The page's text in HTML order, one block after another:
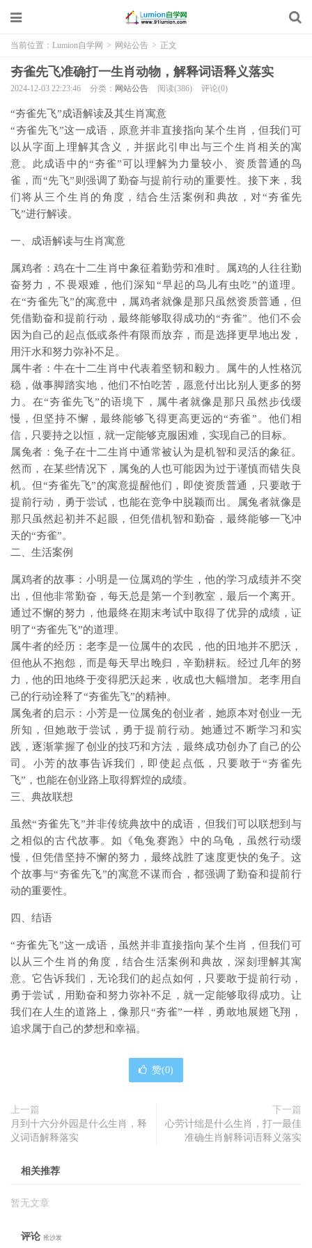
当前位置： Lumion自学网 > 网站公告 > 正文
夯雀先飞准确打一生肖动物，解释词语释义落实
2024-12-03 22:23:46 分类： 网站公告 阅读(386) 评论(0)
“夯雀先飞”成语解读及其生肖寓意
“夯雀先飞”这一成语，原意并非直接指向某个生肖，但我们可
以从字面上理解其含义，并据此引申出与三个生肖相关的寓
意。此成语中的“夯雀”可以理解为力量较小、资质普通的鸟
雀，而“先飞”则强调了勤奋与提前行动的重要性。接下来，我
们将从三个生肖的角度，结合生活案例和典故，对“夯雀先
飞”进行解读。
一、成语解读与生肖寓意
属鸡者：鸡在十二生肖中象征着勤劳和准时。属鸡的人往往勤
奋努力，不畏艰难，他们深知“早起的鸟儿有虫吃”的道理。
在“夯雀先飞”的寓意中，属鸡者就像是那只虽然资质普通，但
凭借勤奋和提前行动，最终能够取得成功的“夯雀”。他们不会
因为自己的起点低或条件有限而放弃，而是选择更早地出发，
用汗水和努力弥补不足。
属牛者：牛在十二生肖中代表着坚韧和毅力。属牛的人性格沉
稳，做事脚踏实地，他们不怕吃苦，愿意付出比别人更多的努
力。在“夯雀先飞”的语境下，属牛者就像是那只虽然步伐缓
慢，但坚持不懈，最终能够飞得更高更远的“夯雀”。他们相
信，只要持之以恒，就一定能够克服困难，实现自己的目标。
属兔者：兔子在十二生肖中通常被认为是机智和灵活的象征。
然而，在某些情况下，属兔的人也可能因为过于谨慎而错失良
机。但“夯雀先飞”的寓意提醒他们，即使资质普通，只要敢于
提前行动，勇于尝试，也能在竞争中脱颖而出。属兔者就像是
那只虽然起初并不起眼，但凭借机智和勤奋，最终能够一飞冲
天的“夯雀”。
二、生活案例
属鸡者的故事：小明是一位属鸡的学生，他的学习成绩并不突
出，但他非常勤奋，每天总是第一个到教室，最后一个离开。
通过不懈的努力，他最终在期末考试中取得了优异的成绩，证
明了“夯雀先飞”的道理。
属牛者的经历：老李是一位属牛的农民，他的田地并不肥沃，
但他从不抱怨，而是每天早出晚归，辛勤耕耘。经过几年的努
力，他的田地终于变得肥沃起来，收成也大幅增加。老李用自
己的行动诠释了“夯雀先飞”的精神。
属兔者的启示：小芳是一位属兔的创业者，她原本对创业一无
所知，但她敢于尝试，勇于提前行动。她通过不断学习和实
践，逐渐掌握了创业的技巧和方法，最终成功创办了自己的公
司。小芳的故事告诉我们，即使起点低，只要敢于“夯雀先
飞”，也能在创业路上取得辉煌的成绩。
三、典故联想
虽然“夯雀先飞”并非传统典故中的成语，但我们可以联想到与
之相似的古代故事。如《龟兔赛跑》中的乌龟，虽然行动缓
慢，但凭借坚持不懈的努力，最终战胜了速度更快的兔子。这
个故事与“夯雀先飞”的寓意不谋而合，都强调了勤奋和提前行
动的重要性。
四、结语
“夯雀先飞”这一成语，虽然并非直接指向某个生肖，但我们可
以从三个生肖的角度，结合生活案例和典故，深刻理解其寓
意。它告诉我们，无论我们的起点如何，只要敢于提前行动，
勇于尝试，用勤奋和努力弥补不足，就一定能够取得成功。让
我们在人生的道路上，像那只“夯雀”一样，勇敢地展翅飞翔，
追求属于自己的梦想和幸福。
赞(0)
上一篇
月到十六分外园是什么生肖，释
义词语解释落实
下一篇
心劳计绌是什么生肖，打一最佳
准确生肖解释词语释义落实
相关推荐
暂无文章
评论 抢沙发